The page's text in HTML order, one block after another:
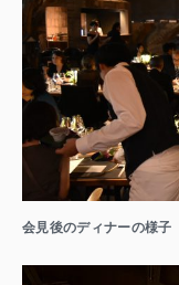
会見後のディナーの様子